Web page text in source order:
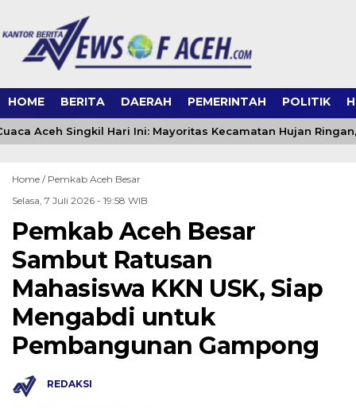
HOME BERITA DAERAH PEMERINTAH POLITIK
Aceh Singkil Hari Ini: Mayoritas Kecamatan Hujan
Home / Pemkab Aceh Besar
Selasa, 7 Juli 2026 - 19:58 WIB
Pemkab Aceh Besar
Sambut Ratusan
Mahasiswa KKN USK, Siap
Mengabdi untuk
Pembangunan Gampong
REDAKSI